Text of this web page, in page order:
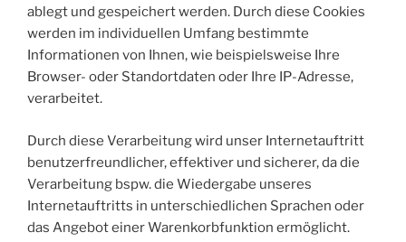
ablegt und gespeichert werden. Durch diese Cookies
werden im individuellen Umfang bestimmte
Informationen von Ihnen, wie beispielsweise Ihre
Browser- oder Standortdaten oder Ihre IP-Adresse,
verarbeitet.
Durch diese Verarbeitung wird unser Internetauftritt
benutzerfreundlicher, effektiver und sicherer, da die
Verarbeitung bspw. die Wiedergabe unseres
Internetauftritts in unterschiedlichen Sprachen oder
das Angebot einer Warenkorbfunktion ermöglicht.